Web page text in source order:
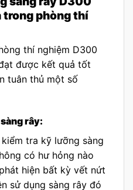
trong phòng thí
thí nghiệm D300
được kết quả tốt
tuân thủ một số
rây:
tra kỹ lưỡng sàng
có hư hỏng nào
hiện bất kỳ vết nứt
sử dụng sàng rây đó